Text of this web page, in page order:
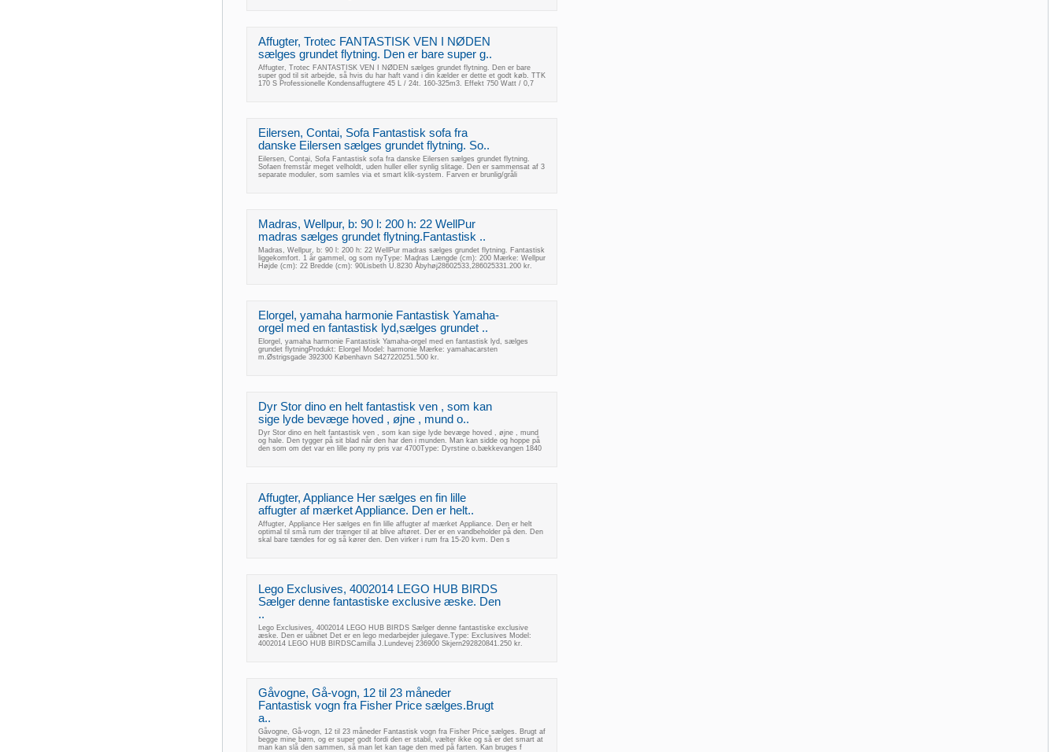
Affugter, Trotec FANTASTISK VEN I NØDEN
sælges grundet flytning. Den er bare super g..
Affugter, Trotec FANTASTISK VEN I NØDEN sælges grundet flytning. Den er bare
super god til sit arbejde, så hvis du har haft vand i din kælder er dette et godt køb. TTK
170 S Professionelle Kondensaffugtere 45 L / 24t. 160-325m3. Effekt 750 Watt / 0,7
Eilersen, Contai, Sofa Fantastisk sofa fra
danske Eilersen sælges grundet flytning. So..
Eilersen, Contai, Sofa Fantastisk sofa fra danske Eilersen sælges grundet flytning.
Sofaen fremstår meget velholdt, uden huller eller synlig slitage. Den er sammensat af 3
separate moduler, som samles via et smart klik-system. Farven er brunlig/gråli
Madras, Wellpur, b: 90 l: 200 h: 22 WellPur
madras sælges grundet flytning.Fantastisk ..
Madras, Wellpur, b: 90 l: 200 h: 22 WellPur madras sælges grundet flytning. Fantastisk
liggekomfort. 1 år gammel, og som nyType: Madras Længde (cm): 200 Mærke: Wellpur
Højde (cm): 22 Bredde (cm): 90Lisbeth U.8230 Åbyhøj28602533,286025331.200 kr.
Elorgel, yamaha harmonie Fantastisk Yamaha-
orgel med en fantastisk lyd,sælges grundet ..
Elorgel, yamaha harmonie Fantastisk Yamaha-orgel med en fantastisk lyd, sælges
grundet flytningProdukt: Elorgel Model: harmonie Mærke: yamahacarsten
m.Østrigsgade 392300 København S427220251.500 kr.
Dyr Stor dino en helt fantastisk ven , som kan
sige lyde bevæge hoved , øjne , mund o..
Dyr Stor dino en helt fantastisk ven , som kan sige lyde bevæge hoved , øjne , mund
og hale. Den tygger på sit blad når den har den i munden. Man kan sidde og hoppe på
den som om det var en lille pony ny pris var 4700Type: Dyrstine o.bækkevangen 1840
Affugter, Appliance Her sælges en fin lille
affugter af mærket Appliance. Den er helt..
Affugter, Appliance Her sælges en fin lille affugter af mærket Appliance. Den er helt
optimal til små rum der trænger til at blive aftøret. Der er en vandbeholder på den. Den
skal bare tændes for og så kører den. Den virker i rum fra 15-20 kvm. Den s
Lego Exclusives, 4002014 LEGO HUB BIRDS
Sælger denne fantastiske exclusive æske. Den
..
Lego Exclusives, 4002014 LEGO HUB BIRDS Sælger denne fantastiske exclusive
æske. Den er uåbnet Det er en lego medarbejder julegave.Type: Exclusives Model:
4002014 LEGO HUB BIRDSCamilla J.Lundevej 236900 Skjern292820841.250 kr.
Gåvogne, Gå-vogn, 12 til 23 måneder
Fantastisk vogn fra Fisher Price sælges.Brugt
a..
Gåvogne, Gå-vogn, 12 til 23 måneder Fantastisk vogn fra Fisher Price sælges. Brugt af
begge mine børn, og er super godt fordi den er stabil, vælter ikke og så er det smart at
man kan slå den sammen, så man let kan tage den med på farten. Kan bruges f